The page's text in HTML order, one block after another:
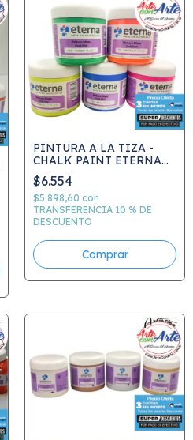
PINTURA A LA TIZA -
CHALK PAINT ETERNA
FLUO 200ml x unidad -
VER CARTA COLORES -
ELEGIR COLOR
$6.554
$5.898,60 con
TRANSFERENCIA 10 % DE
DESCUENTO
Comprar